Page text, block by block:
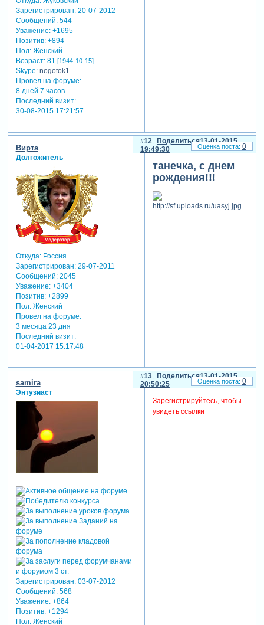
Зарегистрирован: 20-07-2012
Сообщений:544
Уважение: +1695
Позитив: +894
Пол:Женский
Возраст:81 [1944-10-15]
Skype: nogotok1
Провел на форуме:
8 дней 7 часов
Последний визит:
30-08-2015 17:21:57
Поделиться
12
13-01-2015
19:49:30
Вирта
Долгожитель
Откуда:Россия
Зарегистрирован: 29-07-2011
Сообщений:2045
Уважение: +3404
Позитив: +2899
Пол:Женский
Провел на форуме:
3 месяца 23 дня
Последний визит:
01-04-2017 15:17:48
танечка, с днем
рождения!!!
0
Поделиться
13
13-01-2015
20:50:25
samira
Энтузиаст
Зарегистрирован: 03-07-2012
Сообщений:568
Уважение: +864
Позитив: +1294
Пол:Женский
Зарегистрируйтесь, чтобы
увидеть ссылки
0